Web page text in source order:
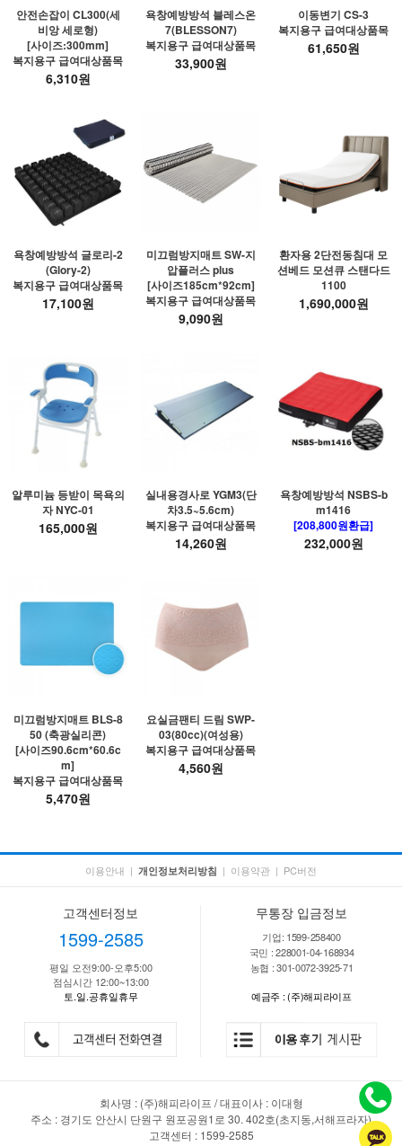
안전손잡이 CL300(세
비앙 세로형)
[사이즈:300mm]
복지용구 급여대상품목
6,310원
욕창예방방석 블레스온
7(BLESSON7)
복지용구 급여대상품목
33,900원
이동변기 CS-3
복지용구 급여대상품목
61,650원
욕창예방방석 글로리-2
(Glory-2)
복지용구 급여대상품목
17,100원
미끄럼방지매트 SW-지
압플러스 plus
[사이즈185cm*92cm]
복지용구 급여대상품목
9,090원
환자용 2단전동침대 모
션베드 모션큐 스탠다드
1100
1,690,000원
알루미늄 등받이 목욕의
자 NYC-01
165,000원
실내용경사로 YGM3(단
차3.5~5.6cm)
복지용구 급여대상품목
14,260원
욕창예방방석 NSBS-b
m1416
[208,800원환급]
232,000원
미끄럼방지매트 BLS-8
50 (축광실리콘)
[사이즈90.6cm*60.6c
m]
복지용구 급여대상품목
5,470원
요실금팬티 드림 SWP-
03(80cc)(여성용)
복지용구 급여대상품목
4,560원
이용안내 | 개인정보처리방침 | 이용약관 | PC버전
고객센터정보
1599-2585
평일 오전9:00-오후5:00
점심시간 12:00~13:00
토.일.공휴일휴무
무통장 입금정보
기업: 1599-258400
국민 : 228001-04-168934
농협 : 301-0072-3925-71
예금주 : (주)해피라이프
회사명 : (주)해피라이프 / 대표이사 : 이대형
주소 : 경기도 안산시 단원구 원포공원1로 30. 402호(초지동,서해프라자)
고객센터 : 1599-2585